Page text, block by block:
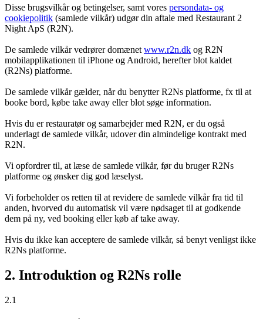
Disse brugsvilkår og betingelser, samt vores persondata- og
cookiepolitik (samlede vilkår) udgør din aftale med Restaurant 2
Night ApS (R2N).
De samlede vilkår vedrører domænet www.r2n.dk og R2N
mobilapplikationen til iPhone og Android, herefter blot kaldet
(R2Ns) platforme.
De samlede vilkår gælder, når du benytter R2Ns platforme, fx til at
booke bord, købe take away eller blot søge information.
Hvis du er restauratør og samarbejder med R2N, er du også
underlagt de samlede vilkår, udover din almindelige kontrakt med
R2N.
Vi opfordrer til, at læse de samlede vilkår, før du bruger R2Ns
platforme og ønsker dig god læselyst.
Vi forbeholder os retten til at revidere de samlede vilkår fra tid til
anden, hvorved du automatisk vil være nødsaget til at godkende
dem på ny, ved booking eller køb af take away.
Hvis du ikke kan acceptere de samlede vilkår, så benyt venligst ikke
R2Ns platforme.
2. Introduktion og R2Ns rolle
2.1